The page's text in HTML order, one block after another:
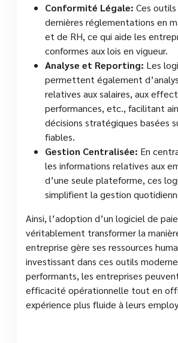
Conformité Légale: Ces
dernières réglementations en
et de RH, ce qui aide les
conformes aux lois en vigueur.
Analyse et Reporting: Les
permettent également
relatives aux salaires, aux
performances, etc., facilitant
décisions stratégiques basées
fiables.
Gestion Centralisée: En
les informations relatives aux
d’une seule plateforme, ces
simplifient la gestion
Ainsi, l’adoption d’un logiciel de
véritablement transformer la
entreprise gère ses ressources
investissant dans ces outils
performants, les entreprises
efficacité opérationnelle tout en
expérience plus fluide à leurs